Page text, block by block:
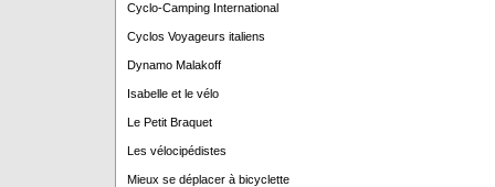
Cyclo-Camping International
Cyclos Voyageurs italiens
Dynamo Malakoff
Isabelle et le vélo
Le Petit Braquet
Les vélocipédistes
Mieux se déplacer à bicyclette